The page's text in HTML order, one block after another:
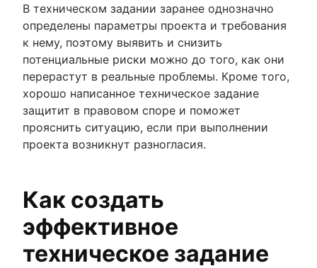
В техническом задании заранее однозначно
определены параметры проекта и требования
к нему, поэтому выявить и снизить
потенциальные риски можно до того, как они
перерастут в реальные проблемы. Кроме того,
хорошо написанное техническое задание
защитит в правовом споре и поможет
прояснить ситуацию, если при выполнении
проекта возникнут разногласия.
Как создать
эффективное
техническое задание